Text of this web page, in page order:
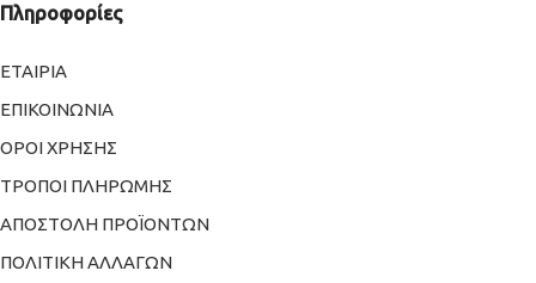
Πληροφορίες
ΕΤΑΙΡΙΑ
ΕΠΙΚΟΙΝΩΝΙΑ
ΟΡΟΙ ΧΡΗΣΗΣ
ΤΡΟΠΟΙ ΠΛΗΡΩΜΗΣ
ΑΠΟΣΤΟΛΗ ΠΡΟΪΟΝΤΩΝ
ΠΟΛΙΤΙΚΗ ΑΛΛΑΓΩΝ